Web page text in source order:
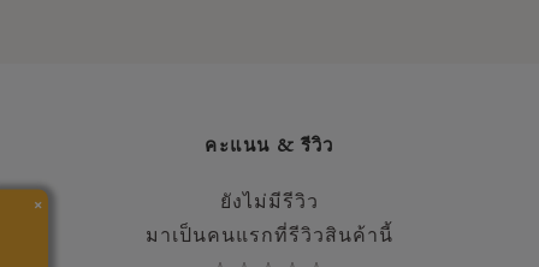
คะแนน & รีวิว
ยังไม่มีรีวิว
มาเป็นคนแรกที่รีวิวสินค้านี้
×